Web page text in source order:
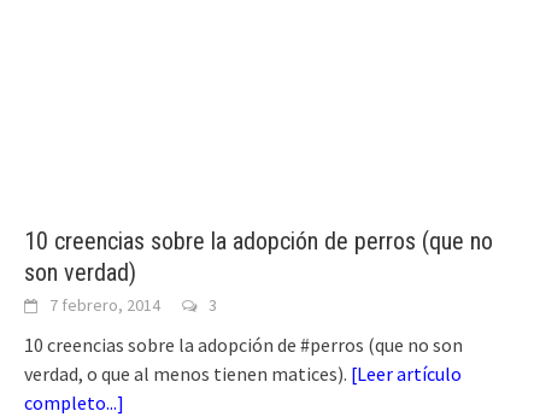
10 creencias sobre la adopción de perros (que no
son verdad)
7 febrero, 2014 3
10 creencias sobre la adopción de #perros (que no son
verdad, o que al menos tienen matices). [Leer artículo
completo...]